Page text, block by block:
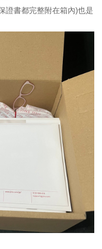
證書都完整附在箱內)也是